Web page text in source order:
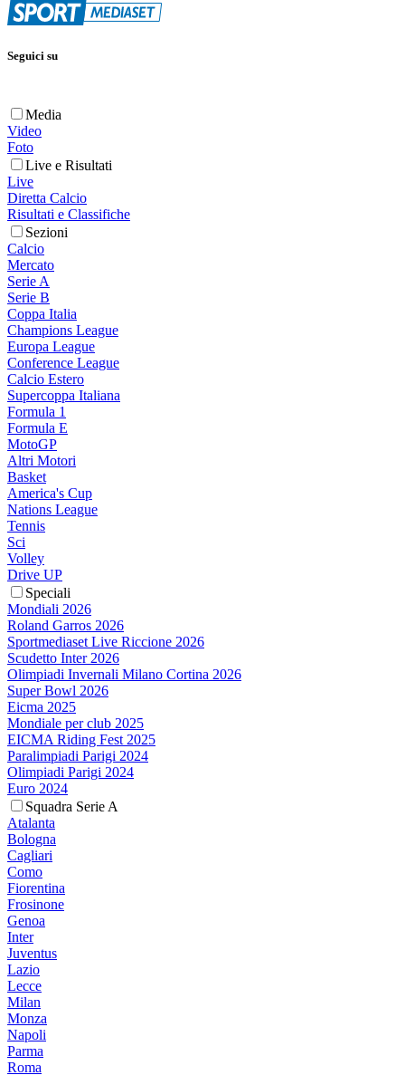
Seguici su
Media
Video
Foto
Live e Risultati
Live
Diretta Calcio
Risultati e Classifiche
Sezioni
Calcio
Mercato
Serie A
Serie B
Coppa Italia
Champions League
Europa League
Conference League
Calcio Estero
Supercoppa Italiana
Formula 1
Formula E
MotoGP
Altri Motori
Basket
America's Cup
Nations League
Tennis
Sci
Volley
Drive UP
Speciali
Mondiali 2026
Roland Garros 2026
Sportmediaset Live Riccione 2026
Scudetto Inter 2026
Olimpiadi Invernali Milano Cortina 2026
Super Bowl 2026
Eicma 2025
Mondiale per club 2025
EICMA Riding Fest 2025
Paralimpiadi Parigi 2024
Olimpiadi Parigi 2024
Euro 2024
Squadra Serie A
Atalanta
Bologna
Cagliari
Como
Fiorentina
Frosinone
Genoa
Inter
Juventus
Lazio
Lecce
Milan
Monza
Napoli
Parma
Roma